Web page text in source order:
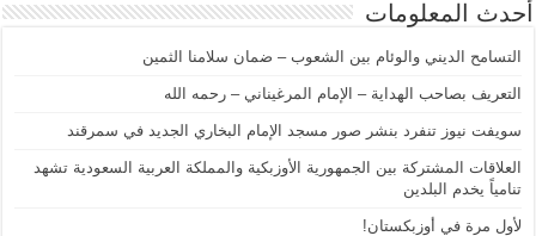
أحدث المعلومات
التسامح الديني والوئام بين الشعوب – ضمان سلامنا الثمين
التعريف بصاحب الهداية – الإمام المرغيناني – رحمه الله
سويفت نيوز تنفرد بنشر صور مسجد الإمام البخاري الجديد في سمرقند
العلاقات المشتركة بين الجمهورية الأوزبكية والمملكة العربية السعودية تشهد
تنامياً يخدم البلدين
لأول مرة في أوزبكستان!